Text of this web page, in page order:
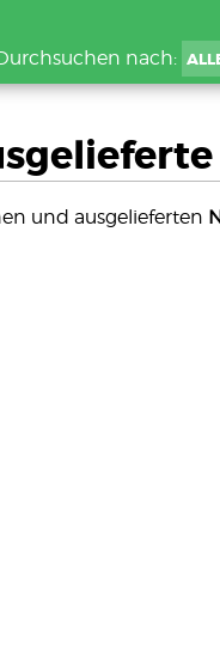
nach:
und ausgelieferten